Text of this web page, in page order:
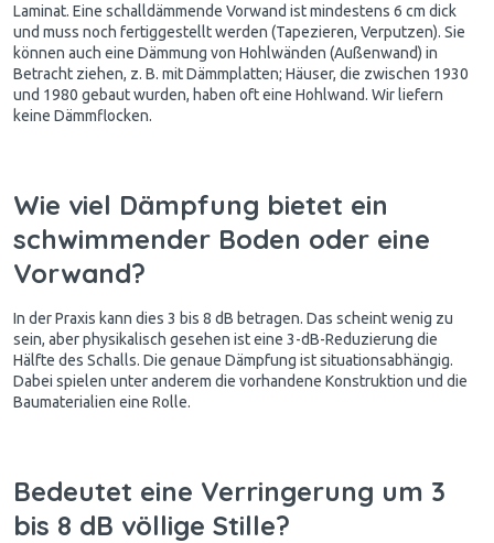
Laminat. Eine schalldämmende Vorwand ist mindestens 6 cm dick
und muss noch fertiggestellt werden (Tapezieren, Verputzen). Sie
können auch eine Dämmung von Hohlwänden (Außenwand) in
Betracht ziehen, z. B. mit Dämmplatten; Häuser, die zwischen 1930
und 1980 gebaut wurden, haben oft eine Hohlwand. Wir liefern
keine Dämmflocken.
Wie viel Dämpfung bietet ein
schwimmender Boden oder eine
Vorwand?
In der Praxis kann dies 3 bis 8 dB betragen. Das scheint wenig zu
sein, aber physikalisch gesehen ist eine 3-dB-Reduzierung die
Hälfte des Schalls. Die genaue Dämpfung ist situationsabhängig.
Dabei spielen unter anderem die vorhandene Konstruktion und die
Baumaterialien eine Rolle.
Bedeutet eine Verringerung um 3
bis 8 dB völlige Stille?